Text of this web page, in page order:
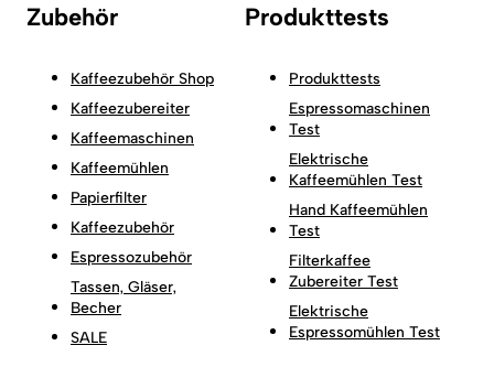
Zubehör
Kaffeezubehör Shop
Kaffeezubereiter
Kaffeemaschinen
Kaffeemühlen
Papierfilter
Kaffeezubehör
Espressozubehör
Tassen, Gläser,
Becher
SALE
Produkttests
Produkttests
Espressomaschinen
Test
Elektrische
Kaffeemühlen Test
Hand Kaffeemühlen
Test
Filterkaffee
Zubereiter Test
Elektrische
Espressomühlen Test